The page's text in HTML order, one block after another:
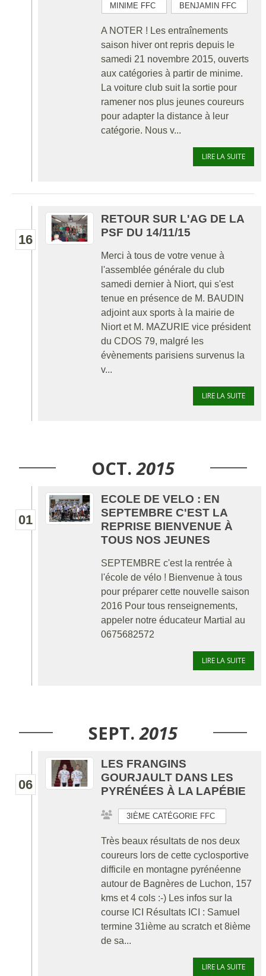
MINIME FFC
BENJAMIN FFC
A NOTER ! Les entraînements
saison hiver ont repris depuis le
samedi 21 novembre 2015, ouverts
aux catégories à partir de minime.
La voiture club suit la sortie pour
ramener nos plus jeunes coureurs
pour adapter la distance à leur
catégorie. Nous v...
LIRE LA SUITE
16
RETOUR SUR L'AG DE LA
PSF DU 14/11/15
Merci à tous de votre venue à
l'assemblée générale du club
samedi dernier à Niort, qui s'est
tenue en présence de M. BAUDIN
adjoint aux sports à la mairie de
Niort et M. MAZURIE vice président
du CDOS 79, malgré les
évènements parisiens survenus la
v...
LIRE LA SUITE
OCT. 2015
01
ECOLE DE VELO : EN
SEPTEMBRE C'EST LA
REPRISE BIENVENUE À
TOUS NOS JEUNES
SEPTEMBRE c'est la rentrée à
l'école de vélo ! Bienvenue à tous
pour préparer cette nouvelle saison
2016 Pour tous renseignements,
appeler notre éducateur Martial au
0675682572
LIRE LA SUITE
SEPT. 2015
06
LES FRANGINS
GOURJAULT DANS LES
PYRÉNÉES À LA LAPÉBIE
3IÈME CATÉGORIE FFC
Très beaux résultats de nos deux
coureurs lors de cette cyclosportive
difficile en montagne pyrénéenne
autour de Bagnères de Luchon, 157
kms et 4 cols :-) Les infos sur la
course ICI Résultats ICI : Samuel
termine 31ième au scratch et 8ième
de sa...
LIRE LA SUITE